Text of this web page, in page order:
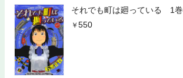
それでも町は廻っている 1巻
550